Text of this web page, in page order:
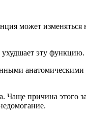
может изменяться
ухудшает эту функцию.
Чаще причина